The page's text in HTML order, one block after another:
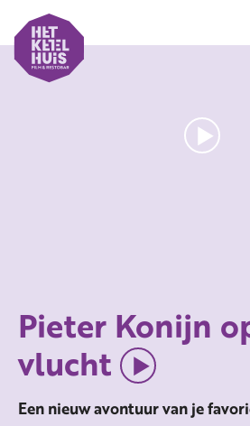
Pieter Konijn
vlucht
Een nieuw avontuur van je